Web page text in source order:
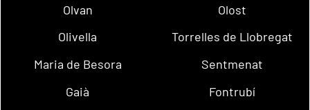
Olvan
Olost
Olivella
Torrelles de Llobregat
Maria de Besora
Sentmenat
Gaià
Fontrubí